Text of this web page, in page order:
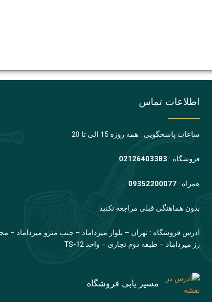
اطلاعات تماس
ساعات پاسخگویی : همه روزه 15 الی تا 20
فروشگاه : 02126403383
همراه :09352200077
بدون هماهنگی قبلی مراجعه نکنید
آدرس فروشگاه : تهران – بلوار میرداماد – جنب مترو میرداماد –
رز میرداماد – طبقه دوم تجاری – واحد TS-12
مسیر یابی فروشگاه